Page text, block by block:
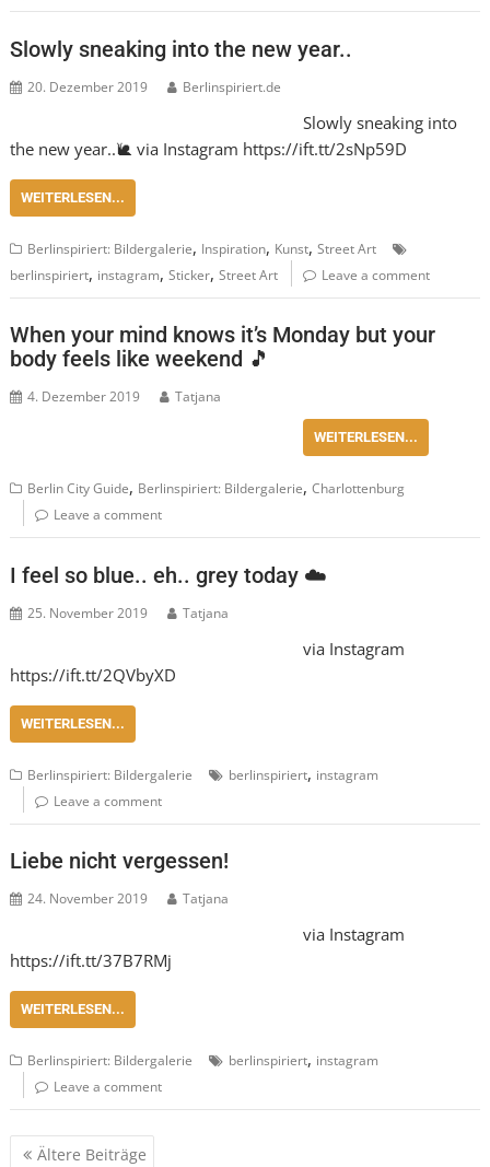
Slowly sneaking into the new year..
20. Dezember 2019 Berlinspiriert.de
Slowly sneaking into
the new year..🐌 via Instagram https://ift.tt/2sNp59D
WEITERLESEN...
Berlinspiriert: Bildergalerie, Inspiration, Kunst,Street Art
berlinspiriert, instagram,Sticker,Street Art Leave a comment
When your mind knows it’s Monday but your
body feels like weekend 🎵
4. Dezember 2019 Tatjana
WEITERLESEN...
Berlin City Guide, Berlinspiriert: Bildergalerie,Charlottenburg
Leave a comment
I feel so blue.. eh.. grey today ☁️
25. November 2019 Tatjana
via Instagram
https://ift.tt/2QVbyXD
WEITERLESEN...
Berlinspiriert: Bildergalerie berlinspiriert, instagram
Leave a comment
Liebe nicht vergessen!
24. November 2019 Tatjana
via Instagram
https://ift.tt/37B7RMj
WEITERLESEN...
Berlinspiriert: Bildergalerie berlinspiriert, instagram
Leave a comment
Beitragsnavigation
Ältere Beiträge